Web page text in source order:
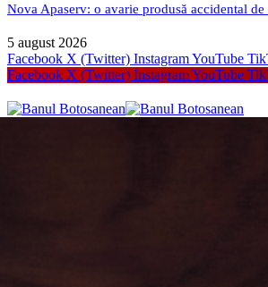
Nova Apaserv: o avarie produsă accidental
5 august 2026
Facebook X (Twitter) InstagramYouTube
Facebook X (Twitter) InstagramYouTube